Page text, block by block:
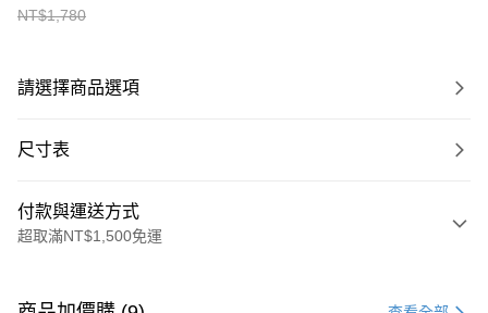
NT$1,780
請選擇商品選項
尺寸表
付款與運送方式
超取滿NT$1,500免運
信用卡一次付款